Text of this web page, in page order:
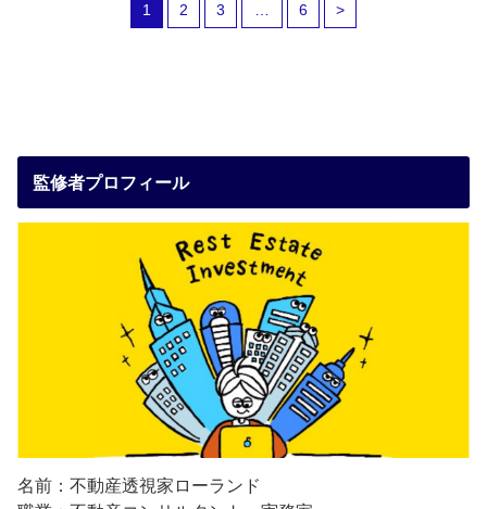
1 2 3 … 6 >
監修者プロフィール
名前：不動産透視家ローランド